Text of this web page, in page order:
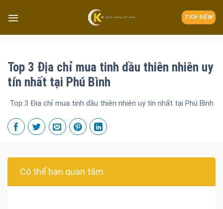
TÍCH ĐIỂM
Top 3 Địa chỉ mua tinh dầu thiên nhiên uy
tín nhất tại Phú Bình
Top 3 Địa chỉ mua tinh dầu thiên nhiên uy tín nhất tại Phú Bình
Có thể bạn quan tâm